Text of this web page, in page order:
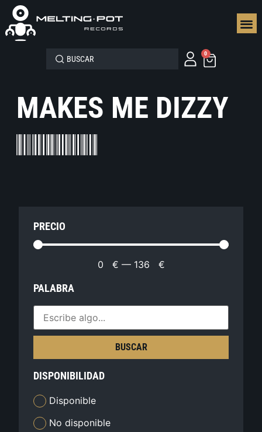
0
MAKES ME DIZZY
PRECIO
0 € — 136 €
PALABRA
BUSCAR
DISPONIBILIDAD
Disponible
No disponible